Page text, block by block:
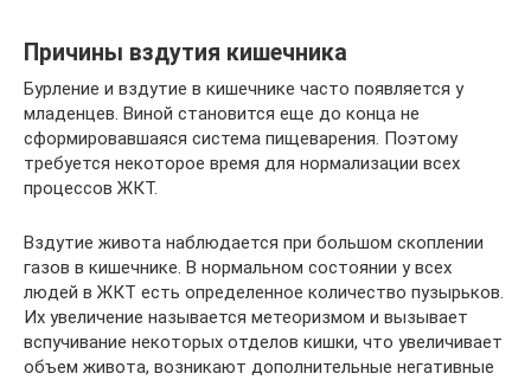
Причины вздутия кишечника
Бурление и вздутие в кишечнике часто появляется у
младенцев. Виной становится еще до конца не
сформировавшаяся система пищеварения. Поэтому
требуется некоторое время для нормализации всех
процессов ЖКТ.
Вздутие живота наблюдается при большом скоплении
газов в кишечнике. В нормальном состоянии у всех
людей в ЖКТ есть определенное количество пузырьков.
Их увеличение называется метеоризмом и вызывает
вспучивание некоторых отделов кишки, что увеличивает
объем живота, возникают дополнительные негативные